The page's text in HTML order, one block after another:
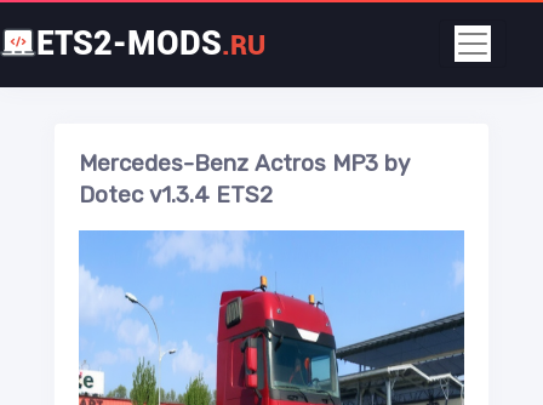
ETS2-MODS.RU
Mercedes-Benz Actros MP3 by
Dotec v1.3.4 ETS2